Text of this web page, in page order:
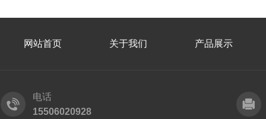
网站首页 关于我们 产品展示
电话
15506020928